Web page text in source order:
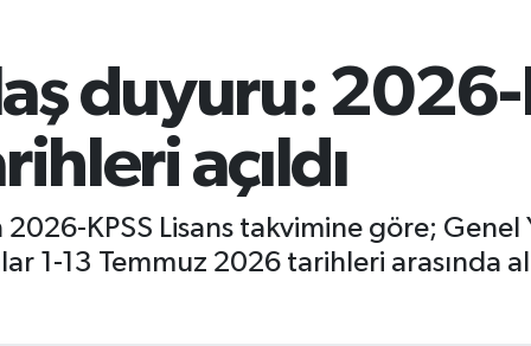
duyuru: 2026-
açıldı
2026-KPSS Lisans takvimine göre;
1-13 Temmuz 2026 tarihleri arasında